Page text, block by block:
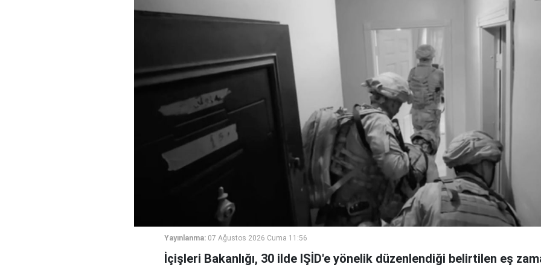
Yayınlanma: 07 Ağustos 2026 Cuma 11:56
İçişleri Bakanlığı, 30 ilde IŞİD'e yönelik düzenlendiği belirtilen eş